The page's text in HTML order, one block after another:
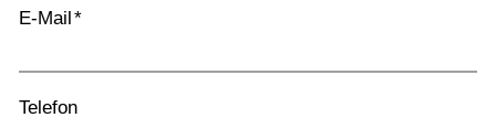
E-Mail *
Telefon